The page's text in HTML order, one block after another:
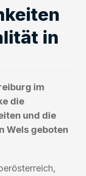
in
im
die
und die
Wels geboten